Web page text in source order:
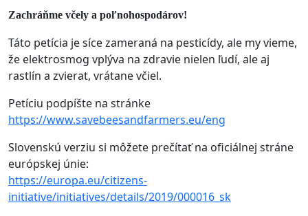
Zachráňme včely a poľnohospodárov!
Táto petícia je síce zameraná na pesticídy, ale my vieme,
že elektrosmog vplýva na zdravie nielen ľudí, ale aj
rastlín a zvierat, vrátane včiel.
Petíciu podpíšte na stránke
https://www.savebeesandfarmers.eu/eng
Slovenskú verziu si môžete prečítať na oficiálnej stráne
európskej únie:
https://europa.eu/citizens-
initiative/initiatives/details/2019/000016_sk